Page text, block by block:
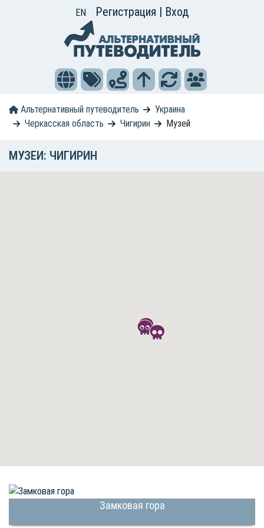
EN Регистрация | Вход
Альтернативный путеводитель
Украина
Черкасская область
Чигирин Музей
МУЗЕИ: ЧИГИРИН
Замковая гора